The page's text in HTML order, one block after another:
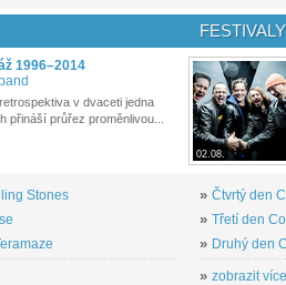
1996–2014
v dvaceti jedna
přináší průřez proměnlivou...
Stones
FESTIVALY
02.08.
» Čtvrtý den
» Třetí den
» Druhý den
» zobrazit